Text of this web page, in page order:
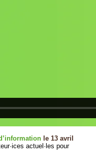
le 13 avril
actuel·les pour